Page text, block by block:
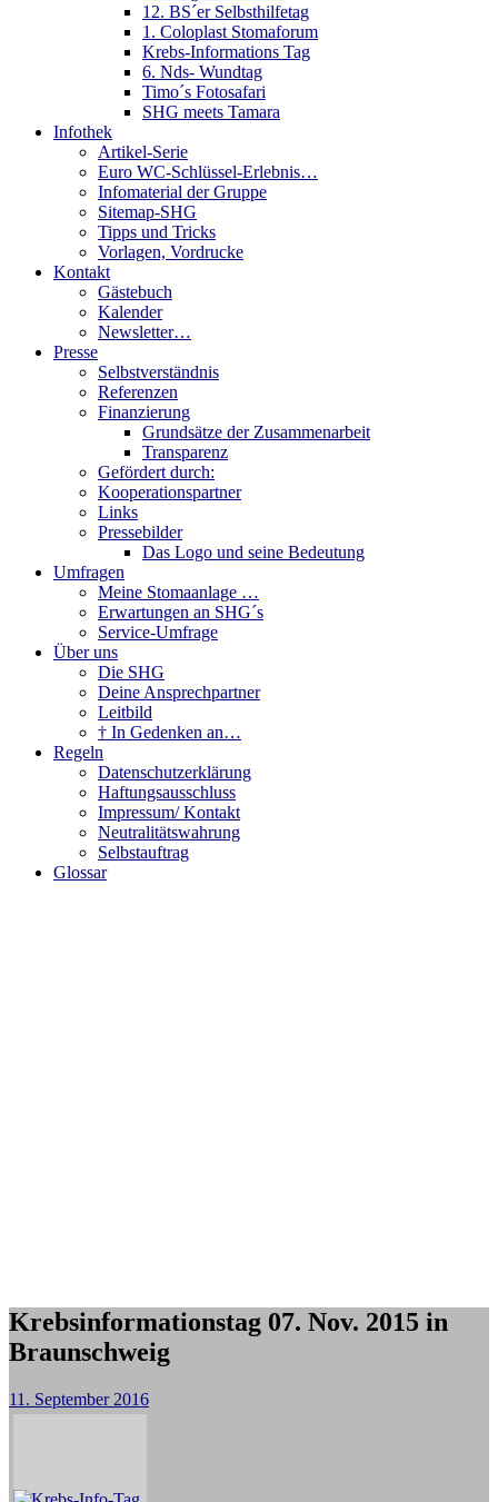
12. BS´er Selbsthilfetag
1. Coloplast Stomaforum
Krebs-Informations Tag
6. Nds- Wundtag
Timo´s Fotosafari
SHG meets Tamara
Infothek
Artikel-Serie
Euro WC-Schlüssel-Erlebnis…
Infomaterial der Gruppe
Sitemap-SHG
Tipps und Tricks
Vorlagen, Vordrucke
Kontakt
Gästebuch
Kalender
Newsletter…
Presse
Selbstverständnis
Referenzen
Finanzierung
Grundsätze der Zusammenarbeit
Transparenz
Gefördert durch:
Kooperationspartner
Links
Pressebilder
Das Logo und seine Bedeutung
Umfragen
Meine Stomaanlage …
Erwartungen an SHG´s
Service-Umfrage
Über uns
Die SHG
Deine Ansprechpartner
Leitbild
† In Gedenken an…
Regeln
Datenschutzerklärung
Haftungsausschluss
Impressum/ Kontakt
Neutralitätswahrung
Selbstauftrag
Glossar
Krebsinformationstag 07. Nov. 2015 in
Braunschweig
11. September 2016